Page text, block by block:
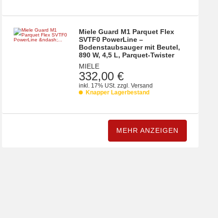
Miele Guard M1 Parquet Flex
SVTF0 PowerLine –
Bodenstaubsauger mit Beutel,
890 W, 4,5 L, Parquet-Twister
MIELE
332,00 €
inkl. 17% USt. zzgl.Versand
Knapper Lagerbestand
MEHR ANZEIGEN